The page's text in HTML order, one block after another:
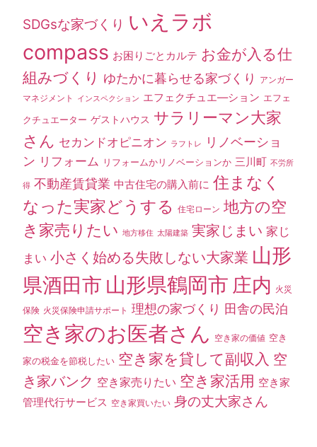
SDGsな家づくり いえラボ
compass お困りごとカルテ お金が入る仕
組みづくり ゆたかに暮らせる家づくり
アンガー
マネジメント
インスペクション エフェクチュエ―ション エフェ
クチュエーター ゲストハウス サラリーマン大家
さん セカンドオピニオン ラフトレ
リノベーショ
ン リフォーム リフォームかリノベーションか 三川町 不労所
得 不動産賃貸業 中古住宅の購入前に 住まなく
なった実家どうする
住宅ローン 地方の空
き家売りたい 地方移住 太陽建築 実家じまい 家じ
まい 小さく始める失敗しない大家業 山形
県酒田市 山形県鶴岡市 庄内 火災
保険 火災保険申請サポート 理想の家づくり 田舎の民泊
空き家のお医者さん 空き家の価値 空き
家の税金を節税したい 空き家を貸して副収入 空
き家バンク 空き家売りたい 空き家活用 空き家
管理代行サービス 空き家買いたい 身の丈大家さん